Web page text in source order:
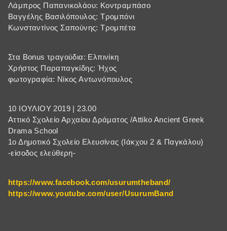
Λάμπρος Παπανικολάου: Κοντραμπάσο
Βαγγέλης Βασιλόπουλος: Τρομπόνι
Κωνσταντίνος Σαπούνης: Τρομπέτα
Στα Bonus τραγούδια: Ελπινίκη
Χρήστος Παραπαγκίδης: Ήχος
φωτογραφία: Νίκος Αντωνόπουλος
10 ΙΟΥΛΙΟΥ 2019 | 23.00
Αττικό Σχολείο Αρχαίου Δράματος /Attiko Ancient Greek
Drama School
1ο Δημοτικό Σχολείο Ελευσίνας (Ιάκχου 2 & Παγκάλου)
-είσοδος ελεύθερη-
https://www.facebook.com/usurumtheband/
https://www.youtube.com/user/UsurumBand